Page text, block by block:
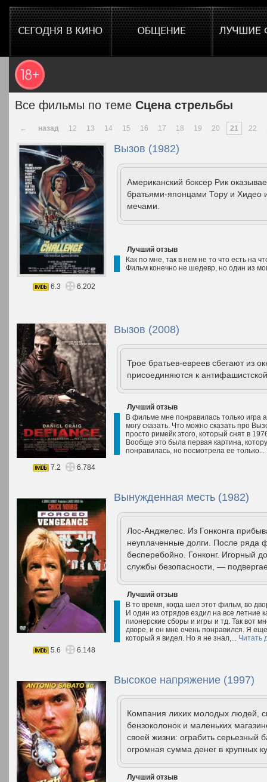
Все фильмы по теме Сцена стрельбы
← назад 12 13 14 15 16 17 18 19 20 21 22
Вызов (1982)
Американский боксер Рик
братьями-японцами Тору и Хидео
мечами.
Лучший отзыв
Как по мне, так в нем не то что есть на
Фильм конечно не шедевр, но один из
6.3 6.202
Вызов (2008)
Трое братьев-евреев сбегают из
присоединяются к
Лучший отзыв
В фильме мне понравилась только игра
могу сказать. Что можно сказать про
просто римейк этого, который снят в
Вообще это была первая картина,
понравилась, но посмотрела ее только...
7.2
6.784
Вынужденная месть (1982)
Лос-Анджелес. Из Гонконга
неуплаченные долги. После ряда
бесперебойно. Гонконг. Игорный
службы безопасности, —
Лучший отзыв
В то время, когда шел этот фильм, во
И один из отрядов ездил на все летние
пионерские сборы и игры и тд. Так вот
дворе, и он мне очень понравился. Я
который я видел. Но я не знал,... Читать
5.6
6.148
Высокое напряжение (1997)
Компания лихих молодых людей,
бензоколонок и маленьких
своей жизни: ограбить серьезный
огромная сумма денег в крупных
Лучший отзыв